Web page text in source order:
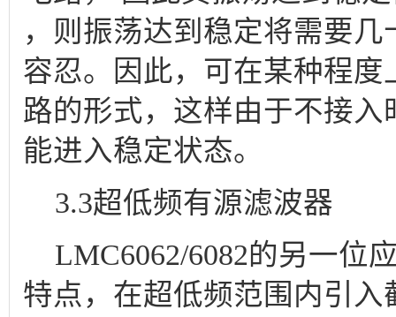
，则振荡达到稳定将需要
容忍。因此，可在某种程
路的形式，这样由于不接
能进入稳定状态。
3.3超低频有源滤波器
LMC6062/6082的另一位
特点，在超低频范围内引